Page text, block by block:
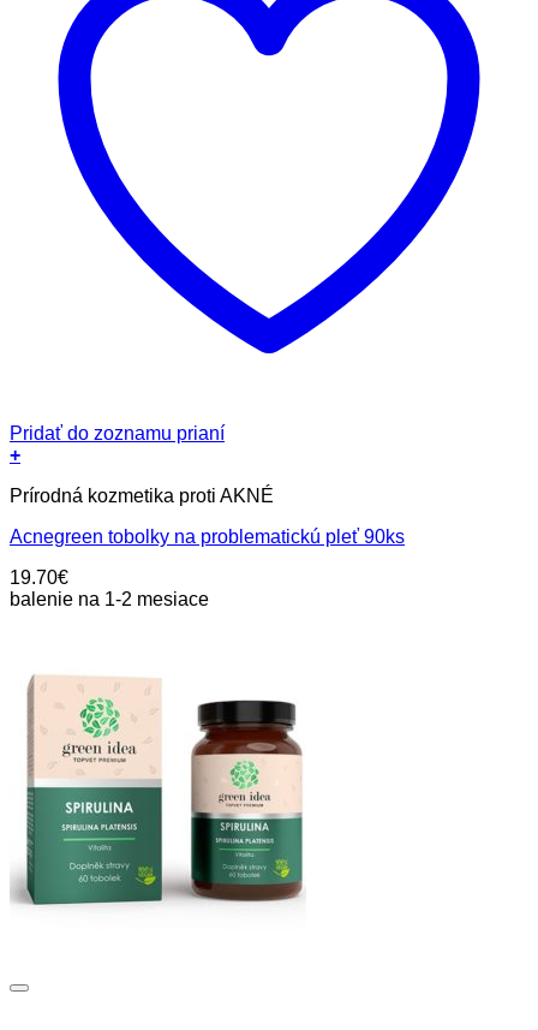
Pridať do zoznamu prianí
+
Prírodná kozmetika proti AKNÉ
Acnegreen tobolky na problematickú pleť 90ks
19.70€
balenie na 1-2 mesiace